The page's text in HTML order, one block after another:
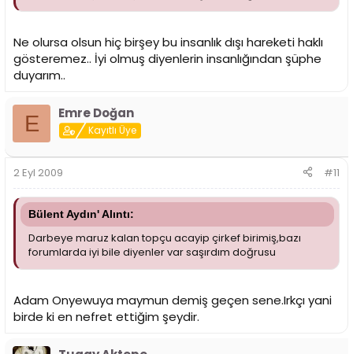
Ne olursa olsun hiç birşey bu insanlık dışı hareketi haklı
gösteremez.. İyi olmuş diyenlerin insanlığından şüphe
duyarım..
E Emre Doğan
Kayıtlı Üye
2 Eyl 2009 #11
Bülent Aydın' Alıntı:
Darbeye maruz kalan topçu acayip çirkef birimiş,bazı
forumlarda iyi bile diyenler var saşırdım doğrusu
Adam Onyewuya maymun demiş geçen sene.Irkçı yani
birde ki en nefret ettiğim şeydir.